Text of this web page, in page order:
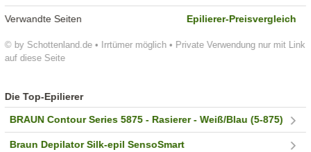
© by Schottenland.de • Irrtümer möglich • Private Verwendung nur mit Link
auf diese Seite
Verwandte Seiten Epilierer-Preisvergleich
Die Top-Epilierer
BRAUN Contour Series 5875 - Rasierer - Weiß/Blau (5-875)
Braun Depilator Silk-epil SensoSmart